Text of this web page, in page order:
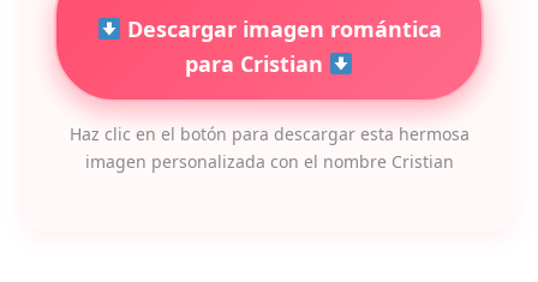
Descargar imagen romántica
para Cristian
Haz clic en el botón para descargar esta hermosa
imagen personalizada con el nombre Cristian